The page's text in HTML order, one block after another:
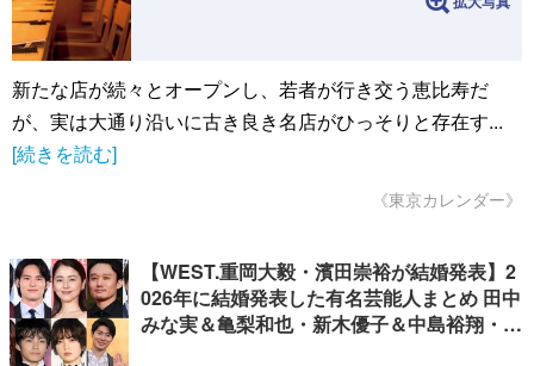
新たな店が続々とオープンし、若者が行き交う恵比寿だ
が、実は大通り沿いに古き良き名店がひっそりと存在す...
[続きを読む]
《東京カレンダー》
【WEST.重岡大毅・濱田崇裕が結婚発表】2
026年に結婚発表した有名芸能人まとめ 田中
みな実＆亀梨和也・新木優子＆中島裕翔・川